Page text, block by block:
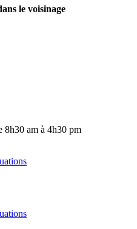
le voisinage
8h30 am à 4h30 pm